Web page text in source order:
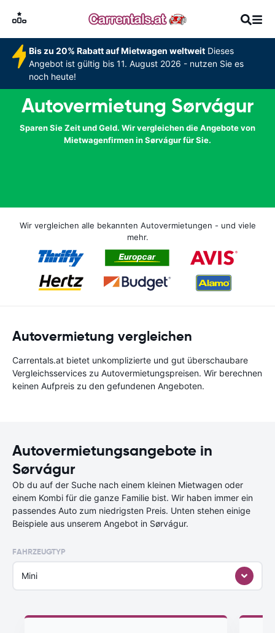
Bis zu 20% Rabatt auf Mietwagen weltweitDieses
Angebot ist gültig bis 11. August 2026 - nutzen Sie es
noch heute!
Autovermietung Sørvágur
Sparen Sie Zeit und Geld. Wir vergleichen die Angebote von
Mietwagenfirmen in Sørvágur für Sie.
Wir vergleichen alle bekannten Autovermietungen - und viele
mehr.
Autovermietung vergleichen
Carrentals.at bietet unkomplizierte und gut überschaubare
Vergleichsservices zu Autovermietungspreisen. Wir berechnen
keinen Aufpreis zu den gefundenen Angeboten.
Autovermietungsangebote in
Sørvágur
Ob du auf der Suche nach einem kleinen Mietwagen oder
einem Kombi für die ganze Familie bist. Wir haben immer ein
passendes Auto zum niedrigsten Preis. Unten stehen einige
Beispiele aus unserem Angebot in Sørvágur.
FAHRZEUGTYP
Mini